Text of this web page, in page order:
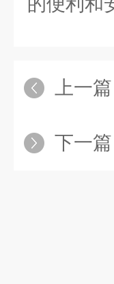
上一篇
下一篇